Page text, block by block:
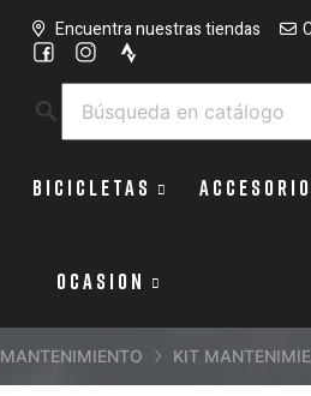
Encuentra nuestras tiendas
search
BICICLETAS
OCASION
MANTENIMIENTO KIT